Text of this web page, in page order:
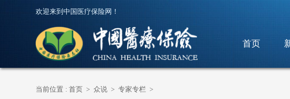
欢迎来到中国医疗保险网！
首页
当前位置 : 首页 > 众说 > 专家专栏 >